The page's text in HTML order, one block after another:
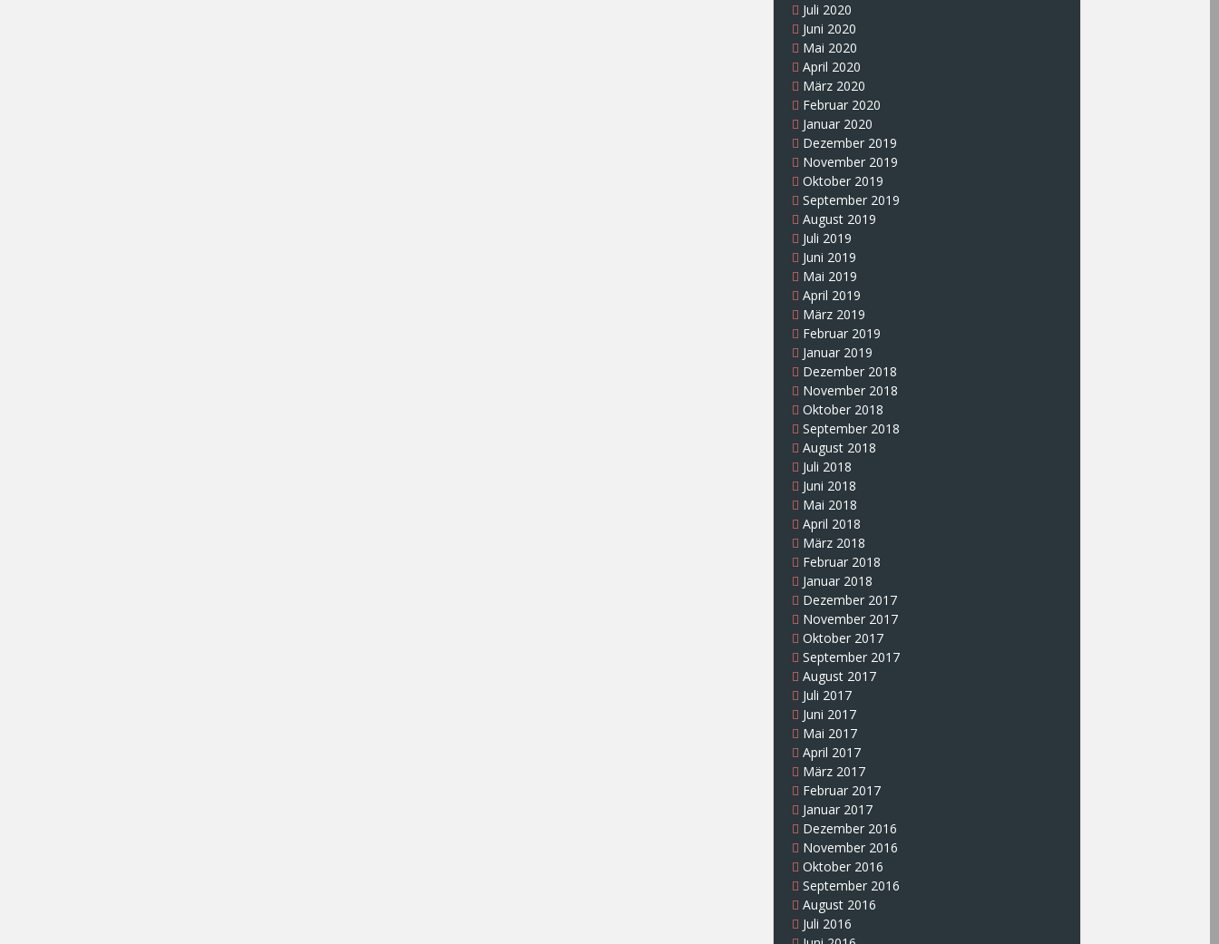
Juli 2020
Juni 2020
Mai 2020
April 2020
März 2020
Februar 2020
Januar 2020
Dezember 2019
November 2019
Oktober 2019
September 2019
August 2019
Juli 2019
Juni 2019
Mai 2019
April 2019
März 2019
Februar 2019
Januar 2019
Dezember 2018
November 2018
Oktober 2018
September 2018
August 2018
Juli 2018
Juni 2018
Mai 2018
April 2018
März 2018
Februar 2018
Januar 2018
Dezember 2017
November 2017
Oktober 2017
September 2017
August 2017
Juli 2017
Juni 2017
Mai 2017
April 2017
März 2017
Februar 2017
Januar 2017
Dezember 2016
November 2016
Oktober 2016
September 2016
August 2016
Juli 2016